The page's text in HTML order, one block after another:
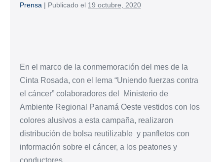
Prensa | Publicado el 19 octubre, 2020
En el marco de la conmemoración del mes de la
Cinta Rosada, con el lema “Uniendo fuerzas contra
el cáncer” colaboradores del Ministerio de
Ambiente Regional Panamá Oeste vestidos con los
colores alusivos a esta campaña, realizaron
distribución de bolsa reutilizable y panfletos con
información sobre el cáncer, a los peatones y
conductores.